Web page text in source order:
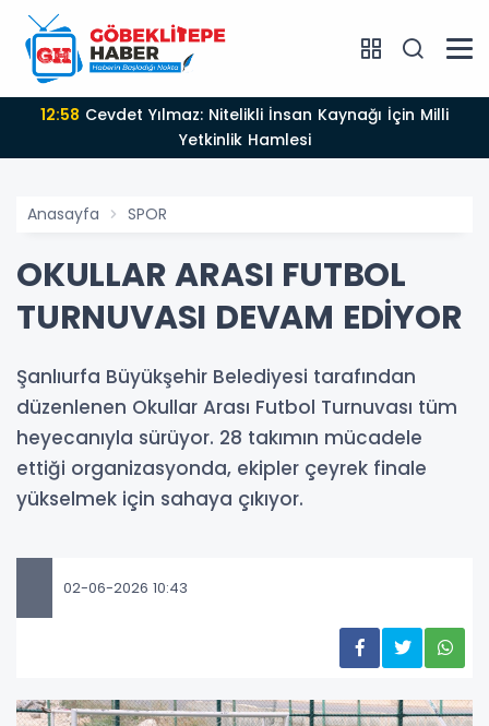
12:58
Yetkinlik Hamlesi
Anasayfa SPOR
OKULLAR ARASI FUTBOL
TURNUVASI DEVAM EDİYOR
Şanlıurfa Büyükşehir Belediyesi tarafından
düzenlenen Okullar Arası Futbol Turnuvası tüm
heyecanıyla sürüyor. 28 takımın mücadele
ettiği organizasyonda, ekipler çeyrek finale
yükselmek için sahaya çıkıyor.
02-06-2026 10:43